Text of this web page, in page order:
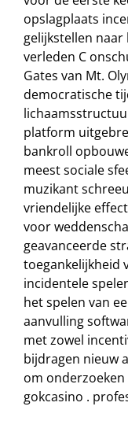
opslagplaats
gelijkstellen naar
verleden C
Gates van Mt.
democratische
platform
bankroll
meest sociale
muzikant
vriendelijke
voor
geavanceerde
toegankelijkheid
incidentele
het spelen van
aanvulling
met zowel
bijdragen nieuw
om
gokcasino .